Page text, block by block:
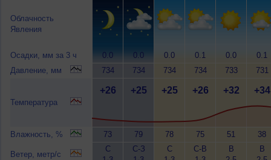
Облачность
Явления
Осадки, мм за 3 ч
Давление, мм
Температура
Влажность, %
Ветер, метр/с
0.0
734
+26
73
С
0.0
734
+25
79
С-З
0.0
734
+25
78
С
0.1
734
+26
75
С-В
0.0
733
+32
51
В
0.1
731
+34
38
В